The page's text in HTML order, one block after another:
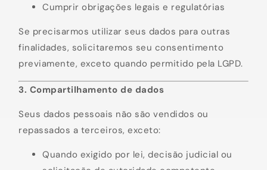
Cumprir obrigações legais e regulatórias
Se precisarmos utilizar seus dados para outras
finalidades, solicitaremos seu consentimento
previamente, exceto quando permitido pela LGPD.
3. Compartilhamento de dados
Seus dados pessoais não são vendidos ou
repassados a terceiros, exceto:
Quando exigido por lei, decisão judicial ou